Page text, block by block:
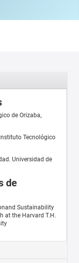
de Orizaba,
Tecnológico
Universidad de
de
Sustainability
at the Harvard T.H.